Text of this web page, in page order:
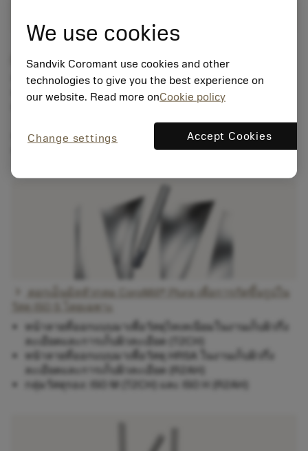
ดอกเอ็นมิลคาร์ไบด์หัวกลม CoroMill® Plura สำหรับการ
กัดขึ้นรูป
กลุ่มผลิตภัณฑ์มีคุณสมบัติพิเศษดังนี้
- สำหรับเหล็กกล้าชุบแข็งที่มีความแข็ง 48 ≤ HRc ≤ 63
- สำหรับเหล็กกล้าและเหล็กสเตนเลส (สำหรับ HRc ≤ 63
- สำหรับวัสดุไร้แร่เหล็ก
- สำหรับวัสดุไร้แร่เหล็กที่มีปริมาณซิลิคอน ≤ 9%
ดอกเอ็นมิลหัวกลม CoroMill® Plura เพื่อการกัดขึ้นรูปใน
วัสดุ ISO S โดยเฉพาะ
หน้าลายที่ออกแบบมาเพื่อวัสดุไทเทเนียมในงานเก็บผิวกึ่ง
ละเอียดและการเก็บผิวละเอียด (T2CH)
หนัาลายที่ออกแบบมาเพื่อวัสดุ HRSA ในงานเก็บผิวกึ่ง
ละเอียดและการเก็บผิวละเอียด (R2AH)
กลุ่มวัสดุรอง: ISO M (T2CH) และ ISO H (R2AH)
We use cookies
Sandvik Coromant use cookies and other
technologies to give you the best experience on
our website. Read more onCookie policy
Change settings Accept Cookies